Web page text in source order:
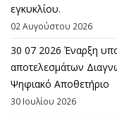
εγκυκλίου.
02 Αυγούστου 2026
30 07 2026 Έναρξη
αποτελεσμάτων
Ψηφιακό Αποθετήριο
30 Ιουλίου 2026